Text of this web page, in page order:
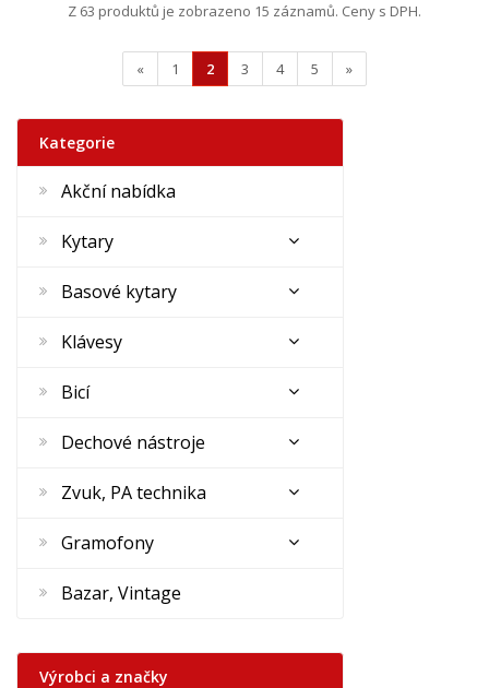
Z 63 produktů je zobrazeno 15 záznamů. Ceny s DPH.
« 1 2 3 4 5 »
Kategorie
Akční nabídka
Kytary
Basové kytary
Klávesy
Bicí
Dechové nástroje
Zvuk, PA technika
Gramofony
Bazar, Vintage
Výrobci a značky